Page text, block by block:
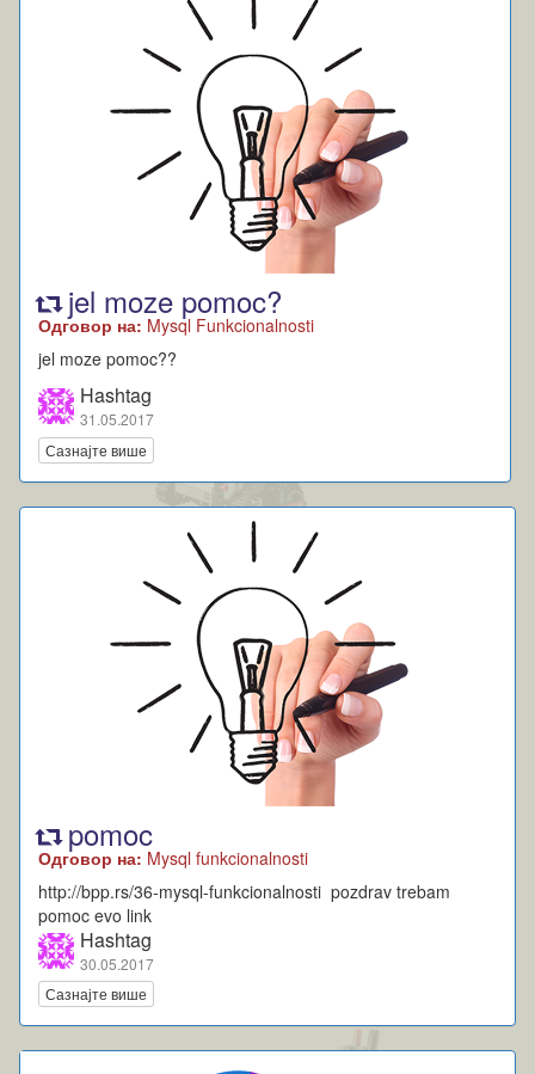
jel moze pomoc?
Одговор на: Mysql Funkcionalnosti
jel moze pomoc??
Hashtag
31.05.2017
Сазнајте више
pomoc
Одговор на: Mysql funkcionalnosti
http://bpp.rs/36-mysql-funkcionalnosti pozdrav trebam
pomoc evo link
Hashtag
30.05.2017
Сазнајте више